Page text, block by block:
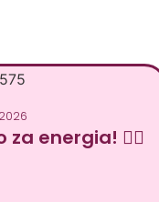
za energia! 🚴‍♀️